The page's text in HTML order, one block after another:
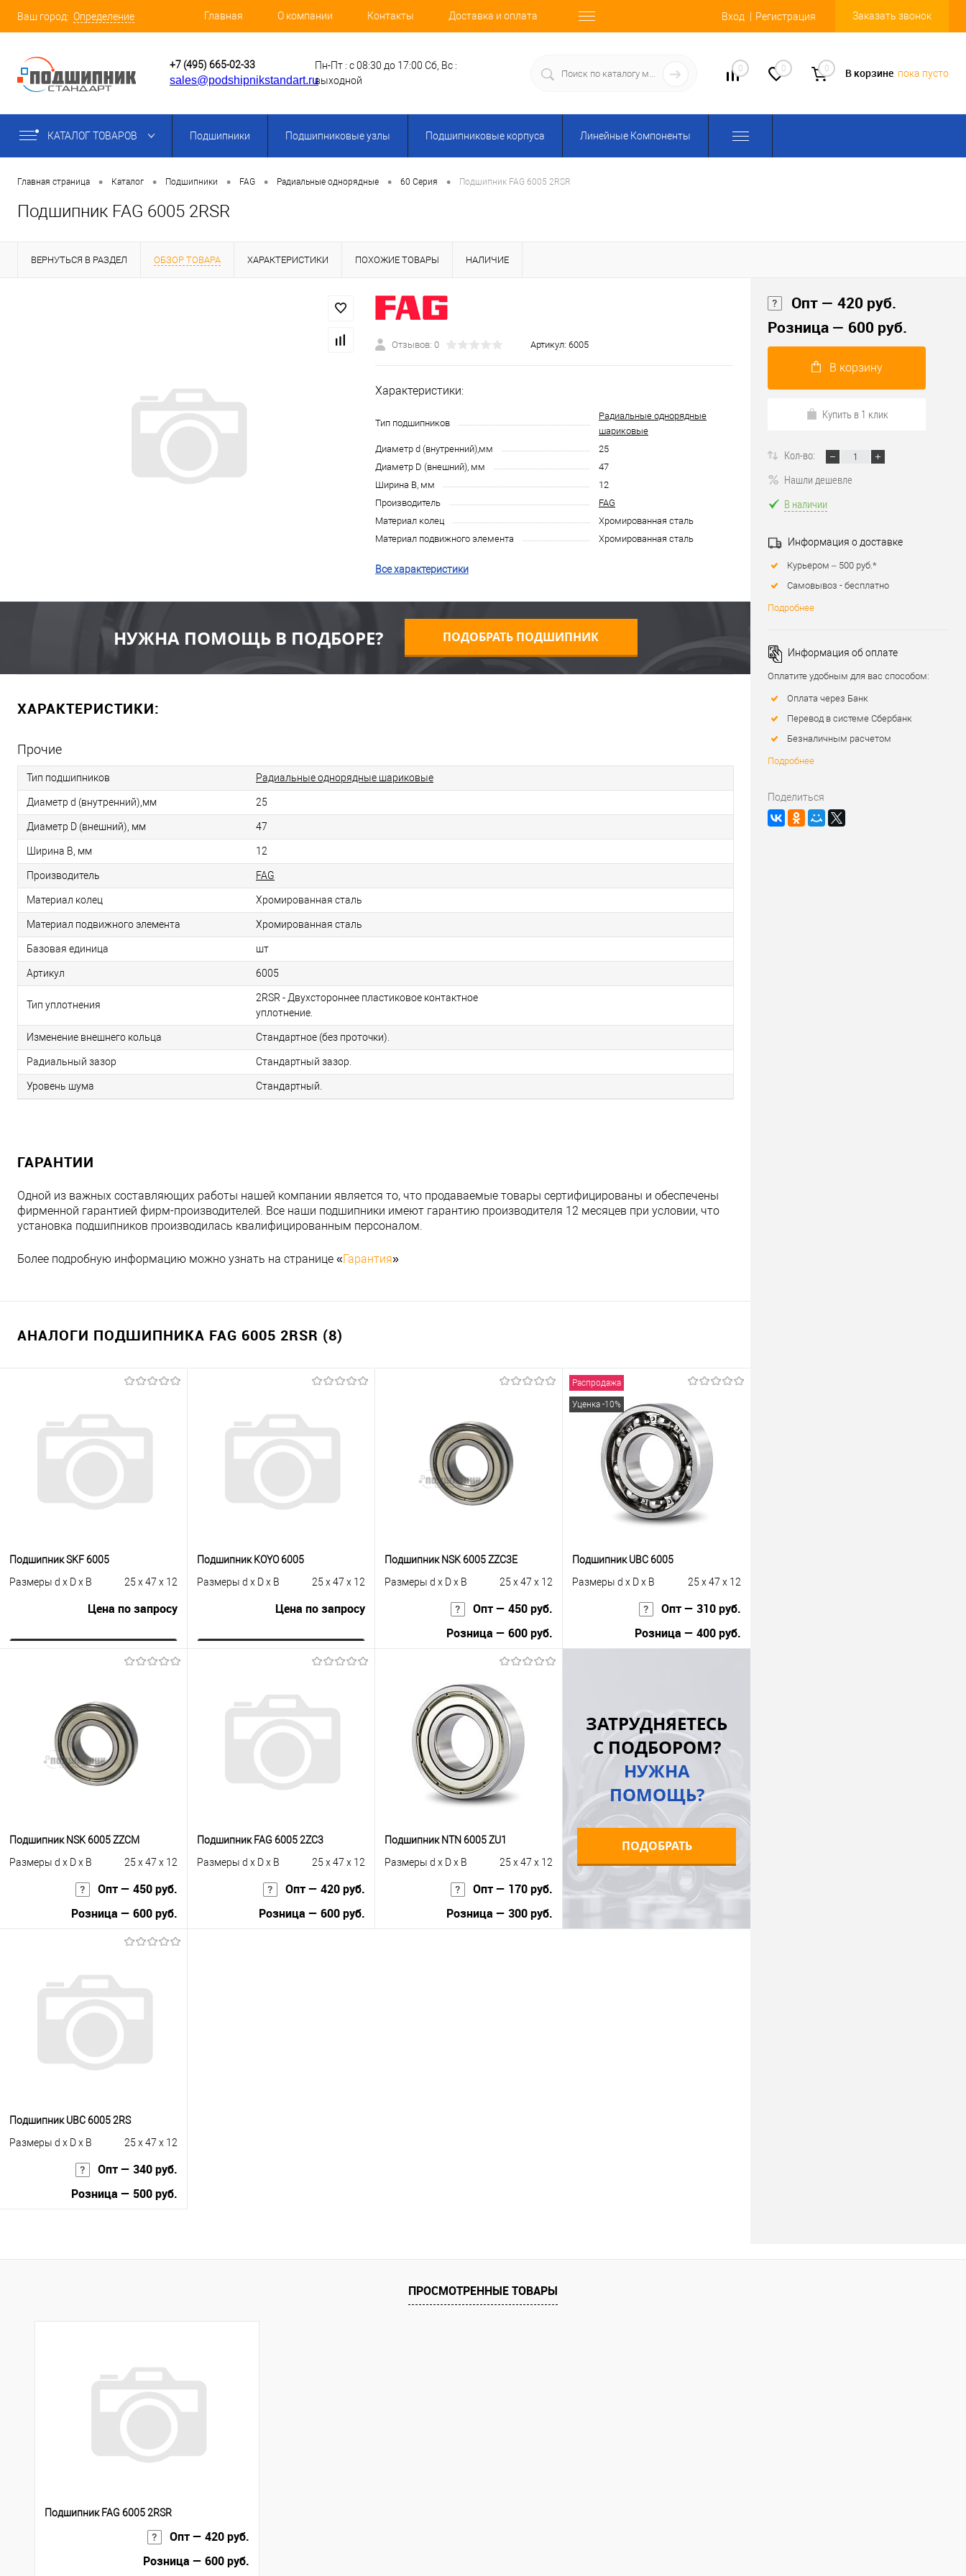
Ваш город: Определение Главная О компании Контакты Доставка и оплата Вход Регистрация Заказать звонок
+7 (495) 665-02-33
sales@podshipnikstandart.ru
Пн-Пт : с 08:30 до 17:00 Сб, Вс :
выходной
0 0 0 В корзине пока пусто
КАТАЛОГ ТОВАРОВ Подшипники Подшипниковые узлы Подшипниковые корпуса Линейные Компоненты
Главная страница • Каталог • Подшипники • FAG • Радиальные однорядные • 60 Серия • Подшипник FAG 6005 2RSR
Подшипник FAG 6005 2RSR
ВЕРНУТЬСЯ В РАЗДЕЛ ОБЗОР ТОВАРА ХАРАКТЕРИСТИКИ ПОХОЖИЕ ТОВАРЫ НАЛИЧИЕ
Отзывов: 0 Артикул: 6005
Характеристики:
Тип подшипников
Радиальные однорядные
шариковые
Диаметр d (внутренний),мм
25
Диаметр D (внешний), мм
47
Ширина B, мм
12
Производитель
FAG
Материал колец
Хромированная сталь
Материал подвижного элемента
Хромированная сталь
Все характеристики
НУЖНА ПОМОЩЬ В ПОДБОРЕ? ПОДОБРАТЬ ПОДШИПНИК
ХАРАКТЕРИСТИКИ:
Прочие
Тип подшипников Радиальные однорядные шариковые
Диаметр d (внутренний),мм 25
Диаметр D (внешний), мм 47
Ширина B, мм 12
Производитель FAG
Материал колец Хромированная сталь
Материал подвижного элемента Хромированная сталь
Базовая единица шт
Артикул 6005
Тип уплотнения
2RSR - Двухстороннее пластиковое контактное
уплотнение.
Изменение внешнего кольца Стандартное (без проточки).
Радиальный зазор Стандартный зазор.
Уровень шума Стандартный.
ГАРАНТИИ
Одной из важных составляющих работы нашей компании является то, что продаваемые товары сертифицированы и обеспечены
фирменной гарантией фирм-производителей. Все наши подшипники имеют гарантию производителя 12 месяцев при условии, что
установка подшипников производилась квалифицированным персоналом.
Более подробную информацию можно узнать на странице «Гарантия»
АНАЛОГИ ПОДШИПНИКА FAG 6005 2RSR (8)
Подшипник SKF 6005
Размеры d x D x B
25 x 47 x 12
Цена по запросу
Запросить цену
Купить в 1 клик
В избранное
Под заказ
Подшипник KOYO 6005
Размеры d x D x B
25 x 47 x 12
Цена по запросу
Запросить цену
Купить в 1 клик
В избранное
Подшипник NSK 6005 ZZC3E
Размеры d x D x B
25 x 47 x 12
Опт — 450 руб.
Розница — 600 руб.
Купить в 1 клик
К сравнению
В избранное
В наличии
Распродажа
Уценка -10%
Подшипник UBC 6005
Размеры d x D x B
25 x 47 x 12
Опт — 310 руб.
Розница — 400 руб.
Купить в 1 клик
В избранное
В наличии
Подшипник NSK 6005 ZZCM
Размеры d x D x B
25 x 47 x 12
Опт — 450 руб.
Розница — 600 руб.
Купить в 1 клик
К сравнению
В избранное
Под заказ
Подшипник FAG 6005 2ZC3
Размеры d x D x B
25 x 47 x 12
Опт — 420 руб.
Розница — 600 руб.
Подшипник NTN 6005 ZU1
Размеры d x D x B
25 x 47 x 12
Опт — 170 руб.
Розница — 300 руб.
ЗАТРУДНЯЕТЕСЬ
С ПОДБОРОМ?
НУЖНА
ПОМОЩЬ?
ПОДОБРАТЬ
Подшипник UBC 6005 2RS
Размеры d x D x B
25 x 47 x 12
Опт — 340 руб.
Розница — 500 руб.
Опт — 420 руб.
Розница — 600 руб.
В корзину
Купить в 1 клик
Кол-во:
Нашли дешевле
В наличии
Информация о доставке
Курьером – 500 руб.*
Самовывоз - бесплатно
Подробнее
Информация об оплате
Оплатите удобным для вас способом:
Оплата через Банк
Перевод в системе Сбербанк
Безналичным расчетом
Подробнее
Поделиться
ПРОСМОТРЕННЫЕ ТОВАРЫ
Подшипник FAG 6005 2RSR
Опт — 420 руб.
Розница — 600 руб.